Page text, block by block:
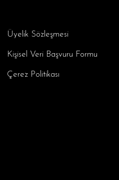
Üyelik Sözleşmesi
Kişisel Veri Başvuru Formu
Çerez Politikası